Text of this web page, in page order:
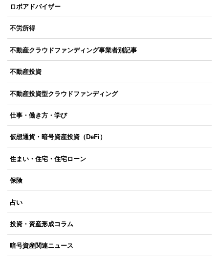
ロボアドバイザー
不労所得
不動産クラウドファンディング事業者別記事
不動産投資
不動産投資型クラウドファンディング
仕事・働き方・学び
仮想通貨・暗号資産投資（DeFi）
住まい・住宅・住宅ローン
保険
占い
投資・資産形成コラム
暗号資産関連ニュース